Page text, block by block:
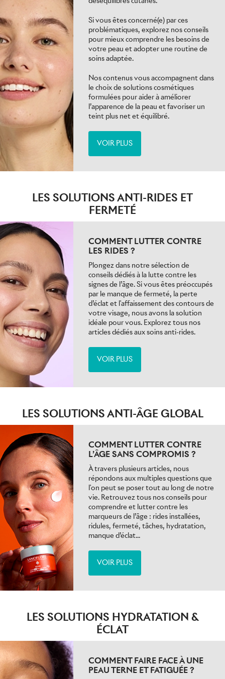
Si vous êtes concerné(e) par ces
problématiques, explorez nos conseils
pour mieux comprendre les besoins de
votre peau et adopter une routine de
soins adaptée.
Nos contenus vous accompagnent dans
le choix de solutions cosmétiques
formulées pour aider à améliorer
l’apparence de la peau et favoriser un
teint plus net et équilibré.
VOIR PLUS
LES SOLUTIONS ANTI-RIDES ET
FERMETÉ
COMMENT LUTTER CONTRE
LES RIDES ?
Plongez dans notre sélection de
conseils dédiés à la lutte contre les
signes de l’âge. Si vous êtes préoccupés
par le manque de fermeté, la perte
d’éclat et l'affaissement des contours de
votre visage, nous avons la solution
idéale pour vous. Explorez tous nos
articles dédiés aux soins anti-rides.
VOIR PLUS
LES SOLUTIONS ANTI-ÂGE GLOBAL
COMMENT LUTTER CONTRE
L’ÂGE SANS COMPROMIS ?
À travers plusieurs articles, nous
répondons aux multiples questions que
l'on peut se poser tout au long de notre
vie. Retrouvez tous nos conseils pour
comprendre et lutter contre les
marqueurs de l’âge : rides installées,
ridules, fermeté, tâches, hydratation,
manque d’éclat...
VOIR PLUS
LES SOLUTIONS HYDRATATION &
ÉCLAT
COMMENT FAIRE FACE À UNE
PEAU TERNE ET FATIGUÉE ?